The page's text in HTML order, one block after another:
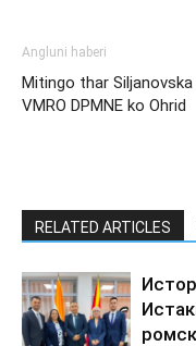
Angluni haberi
Mitingo thar
VMRO DPMNE ko Ohrid
RELATED ARTICLES